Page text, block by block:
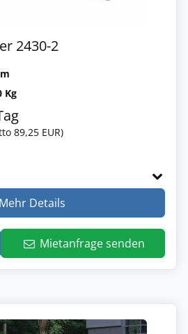
2430-2
Kg
89,25 EUR)
Mehr Details
Mietanfrage senden